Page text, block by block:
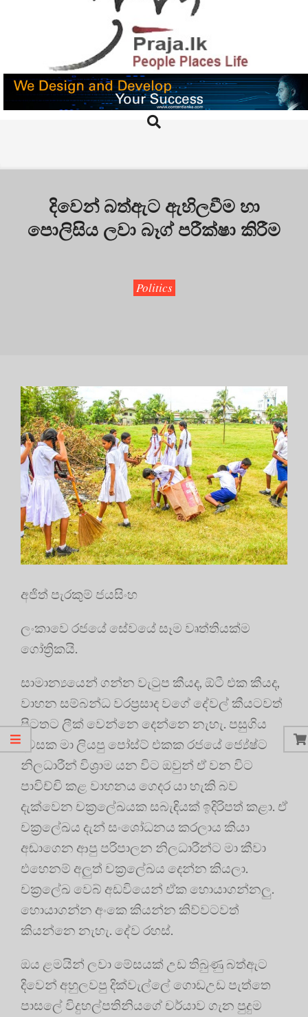
PRAJA.LK
Search
දිවෙන් බත්ඇට ඇහිලවීම හා
පොලිසිය ලවා බෑග් පරීක්ෂා කිරීම
Politics
අජිත් පැරකුම් ජයසිංහ
ලංකාවෙ රජයේ සේවයේ සෑම වෘත්තියක්ම
ගෝත්‍රිකයි.
සාමාන්‍යයෙන් ගන්න වැටුප කීයද, ඕටී එක කීයද,
වාහන සම්බන්ධ වරප්‍රසාද වගේ දේවල් කීයටවත්
පිටතට ලීක් වෙන්නෙ දෙන්නෙ නැහැ. පසුගිය
දවසක මා ලියපු පෝස්ට් එකක රජයේ ජ්‍යේෂ්ට
නිලධාරීන් විශ්‍රාම යන විට ඔවුන් ඒ වන විට
පාවිච්චි කළ වාහනය ගෙදර යා හැකි බව
දැක්වෙන චක්‍රලේඛයක සබැඳියක් ඉදිරිපත් කළා. ඒ
චක්‍රලේඛය දැන් සංශෝධනය කරලාය කියා
අඬාගෙන ආපු පරිපාලන නිලධාරීන්ට මා කීවා
එහෙනම් අලුත් චක්‍රලේඛය දෙන්න කියලා.
චක්‍රලේඛ වෙබ් අඩවියෙන් ඒක හොයාගන්නලු.
හොයාගන්න අංකෙ කියන්න කිව්වටවත්
කියන්නෙ නැහැ. දේව රහස්.
ඔය ළමයින් ලවා මේසයක් උඩ තිබුණු බත්ඇට
දිවෙන් අහුලවපු දික්වැල්ලේ ගොඩඋඩ පැත්තෙ
පාසලේ විදුහල්පතිනියගේ චර්යාව ගැන පුදුම